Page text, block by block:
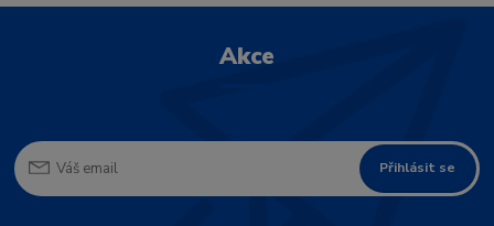
Akce
Přihlásit se